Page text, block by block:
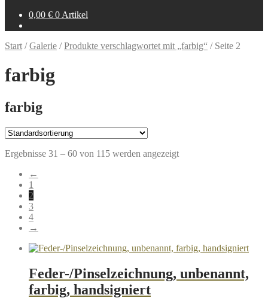
0,00 € 0 Artikel
Start /Galerie /Produkte verschlagwortet mit „farbig“ / Seite 2
farbig
farbig
Ergebnisse 31 – 60 von 115 werden angezeigt
←
1
2
3
4
→
Feder-/Pinselzeichnung, unbenannt,
farbig, handsigniert